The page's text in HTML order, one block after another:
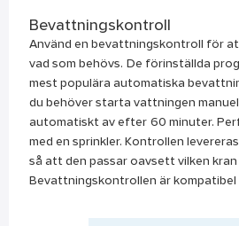
Bevattningskontroll
Använd en bevattningskontroll för
vad som behövs. De förinställda
mest populära automatiska
du behöver starta vattningen
automatiskt av efter 60 minuter.
med en sprinkler. Kontrollen
så att den passar oavsett vilken kran
Bevattningskontrollen är